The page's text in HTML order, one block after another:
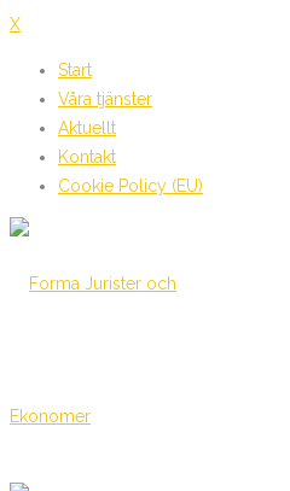
X
Start
Våra tjänster
Aktuellt
Kontakt
Cookie Policy (EU)